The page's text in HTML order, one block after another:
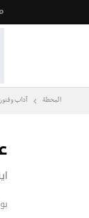
المحطة آداب